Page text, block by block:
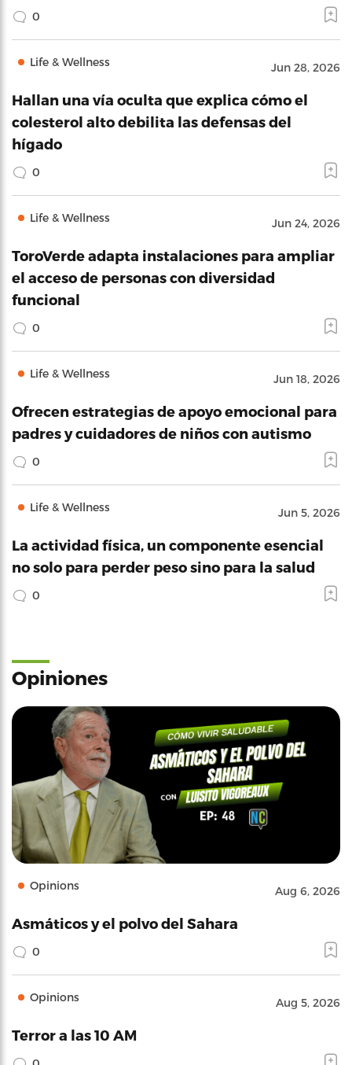
0
Life & Wellness Jun 28, 2026
Hallan una vía oculta que explica cómo el
colesterol alto debilita las defensas del
hígado
0
Life & Wellness Jun 24, 2026
ToroVerde adapta instalaciones para ampliar
el acceso de personas con diversidad
funcional
0
Life & Wellness Jun 18, 2026
Ofrecen estrategias de apoyo emocional para
padres y cuidadores de niños con autismo
0
Life & Wellness Jun 5, 2026
La actividad física, un componente esencial
no solo para perder peso sino para la salud
0
Opiniones
Opinions Aug 6, 2026
Asmáticos y el polvo del Sahara
0
Opinions Aug 5, 2026
Terror a las 10 AM